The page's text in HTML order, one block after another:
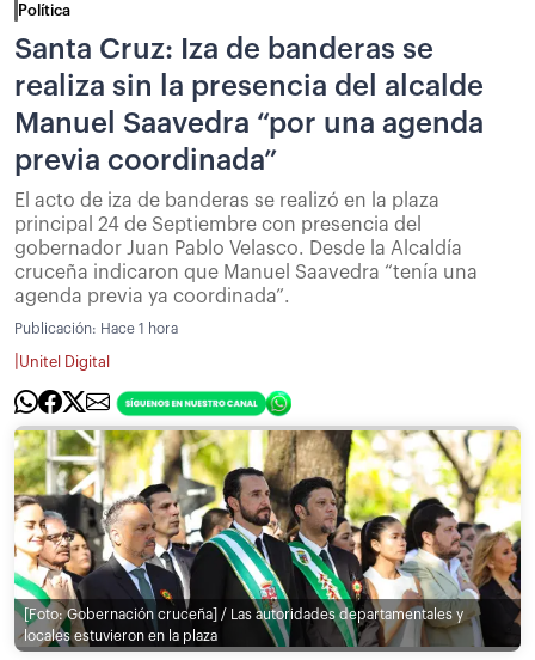
Política
Santa Cruz: Iza de banderas se
realiza sin la presencia del alcalde
Manuel Saavedra “por una agenda
previa coordinada”
El acto de iza de banderas se realizó en la plaza
principal 24 de Septiembre con presencia del
gobernador Juan Pablo Velasco. Desde la Alcaldía
cruceña indicaron que Manuel Saavedra “tenía una
agenda previa ya coordinada”.
Publicación: Hace 1 hora
Unitel Digital
[Foto: Gobernación cruceña] / Las autoridades departamentales y
locales estuvieron en la plaza